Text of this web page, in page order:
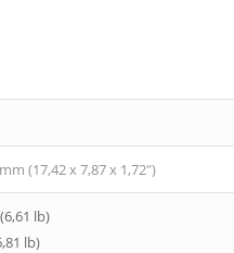
(17,42 x 7,87 x 1,72″)
lb)
lb)